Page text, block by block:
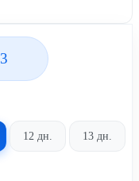
3
12 дн. 13 дн.